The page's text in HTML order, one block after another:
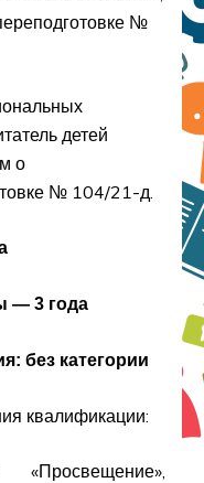
№
детей
о
№ 104/21-д.
— 3 года
без категории
квалификации: